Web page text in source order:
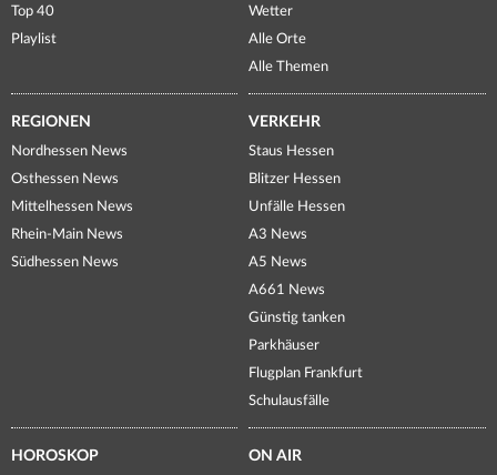
Top 40
Playlist
Wetter
Alle Orte
Alle Themen
REGIONEN
Nordhessen News
Osthessen News
Mittelhessen News
Rhein-Main News
Südhessen News
VERKEHR
Staus Hessen
Blitzer Hessen
Unfälle Hessen
A3 News
A5 News
A661 News
Günstig tanken
Parkhäuser
Flugplan Frankfurt
Schulausfälle
HOROSKOP ON AIR